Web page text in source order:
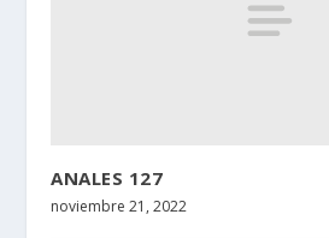
ANALES 127
noviembre 21, 2022